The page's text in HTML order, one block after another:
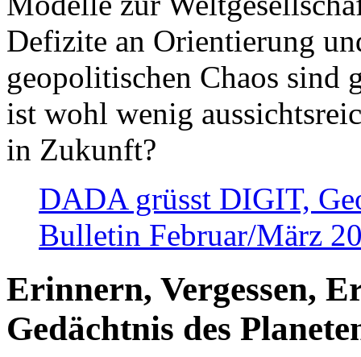
Defizite an Orientierung
geopolitischen Chaos sind
ist wohl wenig
in Zukunft?
DADA grüsst DIGIT,
Bulletin Februar/März
Erinnern, Vergessen,
Gedächtnis des